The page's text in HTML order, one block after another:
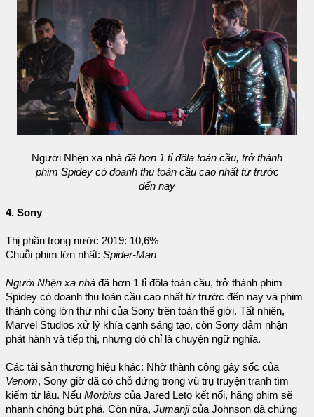
Người Nhện xa nhàđã hơn 1 tỉ đôla toàn cầu, trở thành
phim Spidey có doanh thu toàn cầu cao nhất từ trước
đến nay
4. Sony
Thị phần trong nước 2019: 10,6%
Chuỗi phim lớn nhất: Spider-Man
Người Nhện xa nhà đã hơn 1 tỉ đôla toàn cầu, trở thành phim
Spidey có doanh thu toàn cầu cao nhất từ trước đến nay và phim
thành công lớn thứ nhì của Sony trên toàn thế giới. Tất nhiên,
Marvel Studios xử lý khía cạnh sáng tạo, còn Sony đảm nhận
phát hành và tiếp thị, nhưng đó chỉ là chuyện ngữ nghĩa.
Các tài sản thương hiệu khác: Nhờ thành công gây sốc của
Venom, Sony giờ đã có chỗ đứng trong vũ trụ truyện tranh tìm
kiếm từ lâu. Nếu Morbius của Jared Leto kết nối, hãng phim sẽ
nhanh chóng bứt phá. Còn nữa, Jumanjicủa Johnson đã chứng